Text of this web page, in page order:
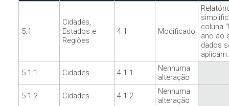
5.1
Cidades,
Estados e
Regiões
4.1 Modificado
coluna
ano ao
dados
5.1.1
Cidades 4.1.1
Nenhuma
alteração
5.1.2
Cidades 4.1.2
Nenhuma
alteração